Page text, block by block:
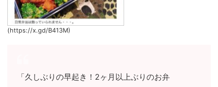
(https://x.gd/B413M)
「久しぶりの早起き！2ヶ月以上ぶりのお弁